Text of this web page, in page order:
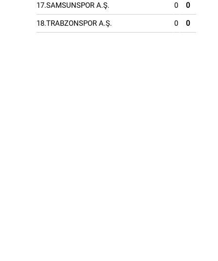
17.SAMSUNSPOR A.Ş. 0 0
18.TRABZONSPOR A.Ş. 0 0